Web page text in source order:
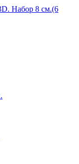
Набор 8 см.(6